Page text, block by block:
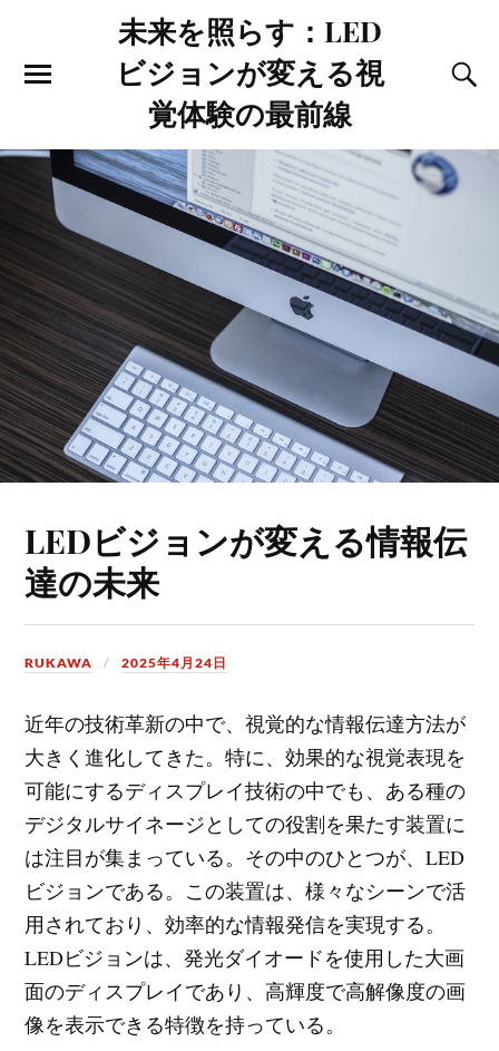
未来を照らす：LED
ビジョンが変える視
覚体験の最前線
LEDビジョンが変える情報伝
達の未来
RUKAWA 2025年4月24日
近年の技術革新の中で、視覚的な情報伝達方法が
大きく進化してきた。特に、効果的な視覚表現を
可能にするディスプレイ技術の中でも、ある種の
デジタルサイネージとしての役割を果たす装置に
は注目が集まっている。その中のひとつが、LED
ビジョンである。この装置は、様々なシーンで活
用されており、効率的な情報発信を実現する。
LEDビジョンは、発光ダイオードを使用した大画
面のディスプレイであり、高輝度で高解像度の画
像を表示できる特徴を持っている。